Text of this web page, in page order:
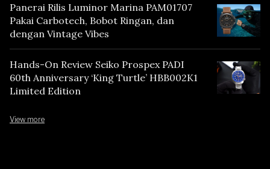
Panerai Rilis Luminor Marina PAM01707
Pakai Carbotech, Bobot Ringan, dan
dengan Vintage Vibes
Hands-On Review Seiko Prospex PADI
60th Anniversary ‘King Turtle’ HBB002K1
Limited Edition
View more